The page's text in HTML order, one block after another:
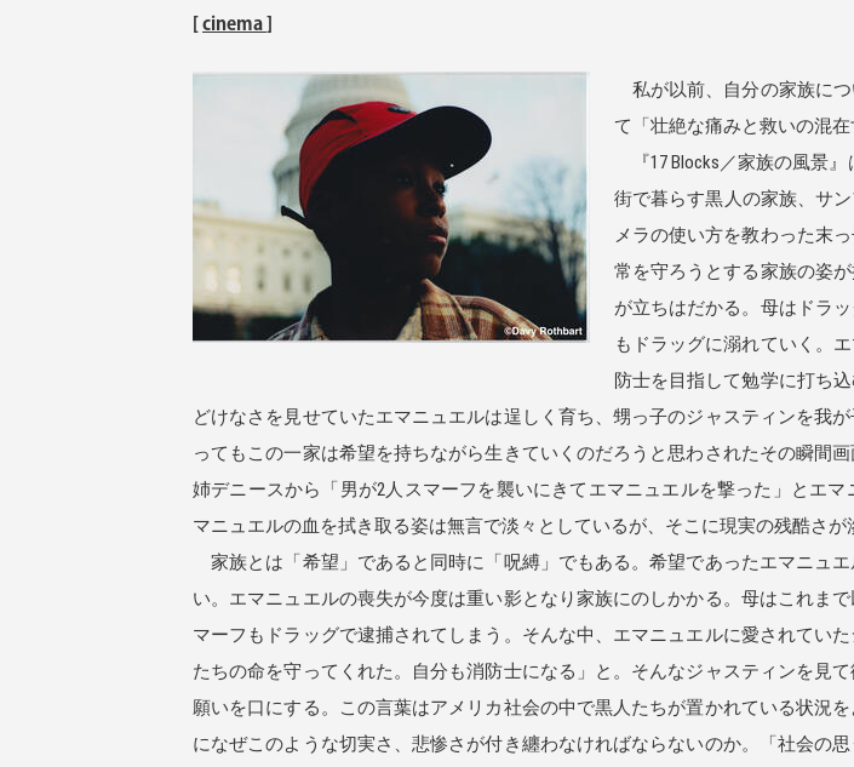
[cinema]
私が以前、自分の家族に
て「壮絶な痛みと救いの混
『17 Blocks／家族の風景
街で暮らす黒人の家族、サ
メラの使い方を教わった末
常を守ろうとする家族の姿
が立ちはだかる。母はドラ
もドラッグに溺れていく。
防士を目指して勉学に打ち
どけなさを見せていたエマニュエルは逞しく育ち、甥っ子のジャスティンを我
ってもこの一家は希望を持ちながら生きていくのだろうと思わされたその瞬間
姉デニースから「男が2人スマーフを襲いにきてエマニュエルを撃った」とエ
マニュエルの血を拭き取る姿は無言で淡々としているが、そこに現実の残酷さが
家族とは「希望」であると同時に「呪縛」でもある。希望であったエマニュ
い。エマニュエルの喪失が今度は重い影となり家族にのしかかる。母はこれま
マーフもドラッグで逮捕されてしまう。そんな中、エマニュエルに愛されてい
たちの命を守ってくれた。自分も消防士になる」と。そんなジャスティンを見
願いを口にする。この言葉はアメリカ社会の中で黒人たちが置かれている状況
になぜこのような切実さ、悲惨さが付き纏わなければならないのか。「社会の